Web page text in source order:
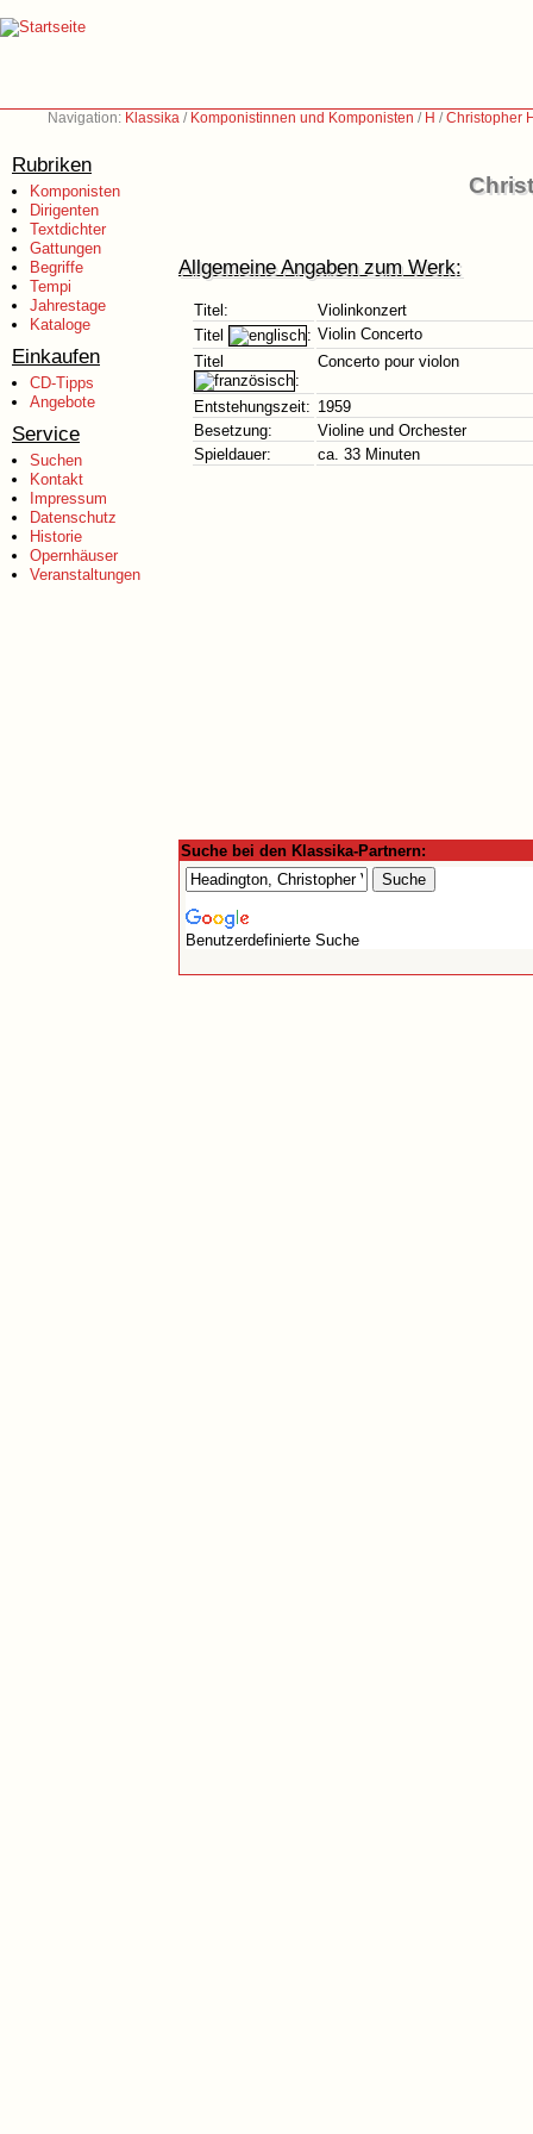
Navigation: Klassika / Komponistinnen und Komponisten / H /Christopher
Rubriken
Komponisten
Dirigenten
Textdichter
Gattungen
Begriffe
Tempi
Jahrestage
Kataloge
Einkaufen
CD-Tipps
Angebote
Service
Suchen
Kontakt
Impressum
Datenschutz
Historie
Opernhäuser
Veranstaltungen
Allgemeine Angaben zum Werk:
Titel:
Violinkonzert
Titel
: Violin Concerto
Titel
:
Concerto pour violon
Entstehungszeit: 1959
Besetzung:
Violine und Orchester
Spieldauer:
ca. 33 Minuten
Suche bei den Klassika-Partnern:
Benutzerdefinierte Suche